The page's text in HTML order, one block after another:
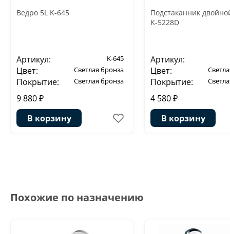
Ведро 5L K-645
Артикул: K-645
Цвет: Светлая бронза
Покрытие: Светлая бронза
9 880 ₽
В корзину
Подстаканник
K-5228D
Артикул:
Цвет:
Покрытие:
4 580 ₽
В корзину
Похожие по назначению